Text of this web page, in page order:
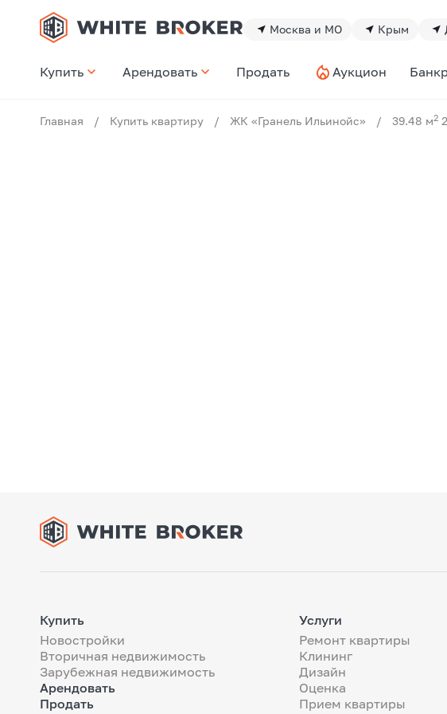
Москва и МО Крым
Купить Арендовать Продать Аукцион
Главная / Купить квартиру / ЖК «Гранель Ильинойс» / 39.48 м2
Купить
Новостройки
Вторичная недвижимость
Зарубежная недвижимость
Арендовать
Продать
Услуги
Ремонт квартиры
Клининг
Дизайн
Оценка
Прием квартиры